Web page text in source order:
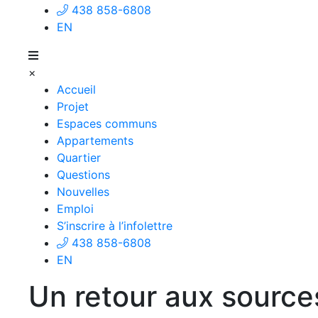
438 858-6808
EN
×
Accueil
Projet
Espaces communs
Appartements
Quartier
Questions
Nouvelles
Emploi
S’inscrire à l’infolettre
438 858-6808
EN
Un retour aux